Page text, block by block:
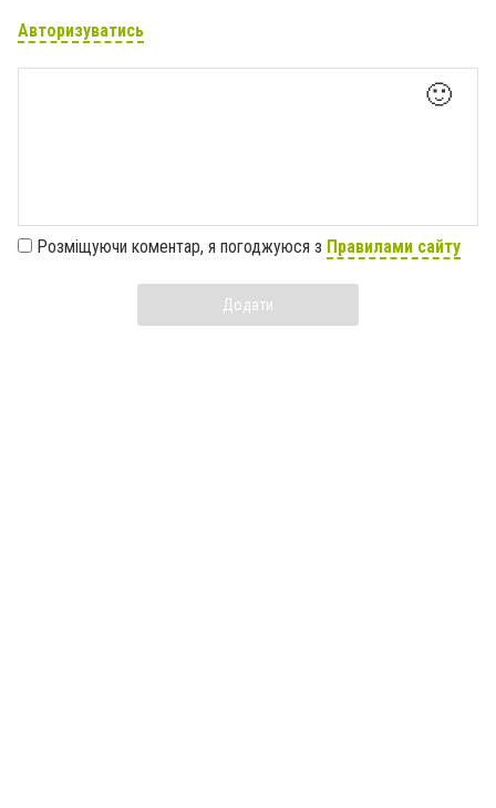
Авторизуватись
🙂
Розміщуючи коментар, я погоджуюся з Правилами сайту
Додати